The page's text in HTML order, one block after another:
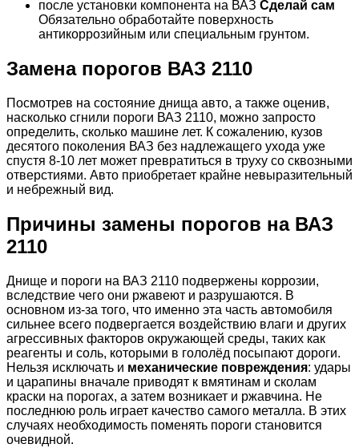
после установки компонента на ВАЗ Сделай сам
Обязательно обработайте поверхность
антикоррозийным или специальным грунтом.
Замена порогов ВАЗ 2110
Посмотрев на состояние днища авто, а также оценив,
насколько сгнили пороги ВАЗ 2110, можно запросто
определить, сколько машине лет. К сожалению, кузов
десятого поколения ВАЗ без надлежащего ухода уже
спустя 8-10 лет может превратиться в труху со сквозными
отверстиями. Авто приобретает крайне невыразительный
и небрежный вид.
Причины замены порогов на ВАЗ
2110
Днище и пороги на ВАЗ 2110 подвержены коррозии,
вследствие чего они ржавеют и разрушаются. В
основном из-за того, что именно эта часть автомобиля
сильнее всего подвергается воздействию влаги и других
агрессивных факторов окружающей среды, таких как
реагенты и соль, которыми в гололёд посыпают дороги.
Нельзя исключать и механические повреждения: удары
и царапины вначале приводят к вмятинам и сколам
краски на порогах, а затем возникает и ржавчина. Не
последнюю роль играет качество самого металла. В этих
случаях необходимость поменять пороги становится
очевидной.